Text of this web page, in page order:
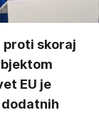
proti skoraj
EU je